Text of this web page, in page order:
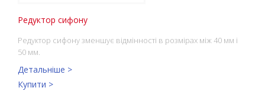
Редуктор сифону
Редуктор сифону зменшує відмінності в розмірах між 40 мм і
50 мм.
Детальніше >
Купити >